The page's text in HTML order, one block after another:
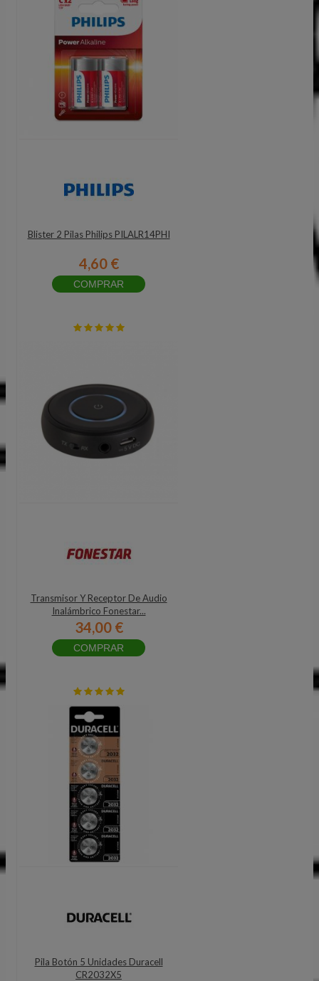
Blister 2 Pilas Philips PILALR14PHI
4,60 €
COMPRAR
Transmisor Y Receptor De Audio
Inalámbrico Fonestar...
34,00 €
COMPRAR
Pila Botón 5 Unidades Duracell
CR2032X5